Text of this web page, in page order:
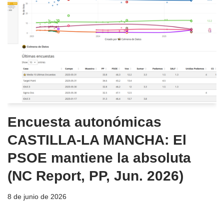
Encuesta autonómicas
CASTILLA-LA MANCHA: El
PSOE mantiene la absoluta
(NC Report, PP, Jun. 2026)
8 de junio de 2026